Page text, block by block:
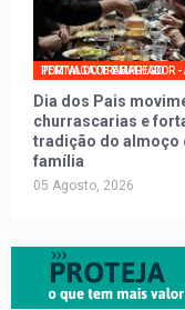
PORTAL DO TRABALHADOR - AQUI TEM VAGA DE EMPREGO
Dia dos Pais
churrascarias e
tradição do almoço
família
05 Agosto, 2026